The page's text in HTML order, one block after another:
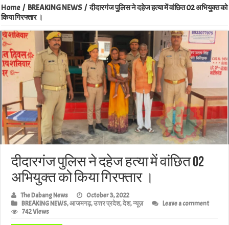
Home / BREAKING NEWS / दीदारगंज पुलिस ने दहेज हत्या में वांछित 02 अभियुक्त को
किया गिरफ्तार ।
दीदारगंज पुलिस ने दहेज हत्या में वांछित 02
अभियुक्त को किया गिरफ्तार ।
The Dabang News
October 3, 2022
BREAKING NEWS,आजमगढ़,उत्तर प्रदेश,देश,न्यूज़
Leave a comment
742 Views